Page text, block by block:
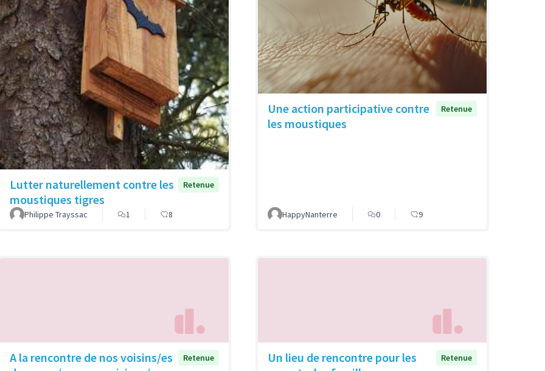
Lutter naturellement contre les
moustiques tigres
Retenue
Philippe Trayssac 1 8
Une action participative contre
les moustiques
Retenue
HappyNanterre 0 9
A la rencontre de nos voisins/es
Retenue
Un lieu de rencontre pour les
Retenue